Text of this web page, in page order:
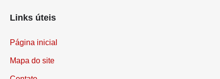
Links úteis
Página inicial
Mapa do site